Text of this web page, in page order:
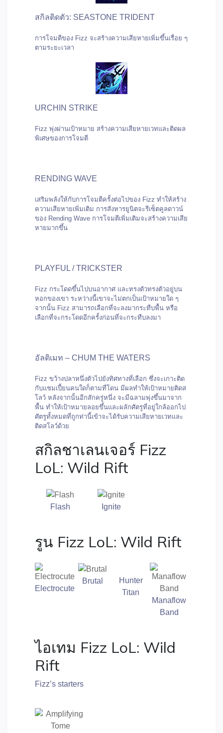
สกิลติดตัว: SEASTONE TRIDENT
การโจมตีของ Fizz จะสร้างความเสียหายเพิ่มขึ้นเรื่อย ๆ
ตามระยะเวลา
URCHIN STRIKE
Fizz พุ่งผ่านเป้าหมาย สร้างความเสียหายเวทและติดผล
พิเศษของการโจมตี
RENDING WAVE
เสริมพลังให้กับการโจมตีครั้งต่อไปของ Fizz ทำให้สร้าง
ความเสียหายเพิ่มเติม การสังหารยูนิตจะรีเซ็ตคูลดาวน์
ของ Rending Wave การโจมตีเพิ่มเติมจะสร้างความเสีย
หายมากขึ้น
PLAYFUL / TRICKSTER
Fizz กระโดดขึ้นไปบนอากาศ และทรงตัวทรงตัวอยู่บน
หอกของเขา ระหว่างนี้เขาจะไม่ตกเป็นเป้าหมายใด ๆ
จากนั้น Fizz สามารถเลือกที่จะลงมากระทืบพื้น หรือ
เลือกที่จะกระโดดอีกครั้งก่อนที่จะกระทืบลงมา
อัลติเมท – CHUM THE WATERS
Fizz ขว้างปลาหนึ่งตัวไปยังทิศทางที่เลือก ซึ่งจะเกาะติด
กับแชมเปี้ยนคนใดก็ตามที่โดน มีผลทำให้เป้าหมายติดส
โลว์ หลังจากนั้นอีกสักครู่หนึ่ง จะมีฉลามพุ่งขึ้นมาจาก
พื้น ทำให้เป้าหมายลอยขึ้นและผลักศัตรูที่อยู่ใกล้ออกไป
ศัตรูทั้งหมดที่ถูกท่านี้เข้าจะได้รับความเสียหายเวทและ
ติดสโลว์ด้วย
สกิลชาเลนเจอร์ Fizz
LoL: Wild Rift
Flash Ignite
รูน Fizz LoL: Wild Rift
Electrocute
Brutal
Hunter
Titan
Manaflow
Band
ไอเทม Fizz LoL: Wild
Rift
Fizz’s starters